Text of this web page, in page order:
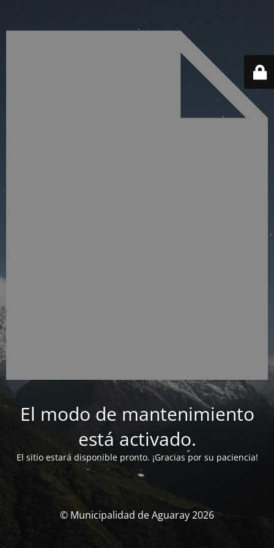
El modo de mantenimiento
está activado.
El sitio estará disponible pronto. ¡Gracias por su paciencia!
© Municipalidad de Aguaray 2026